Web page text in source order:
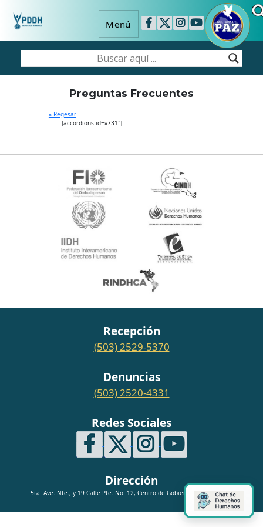
Menú
Preguntas Frecuentes
« Regesar
[accordions id=»731″]
Recepción
(503) 2529-5370
Denuncias
(503) 2520-4331
Redes Sociales
Dirección
5ta. Ave. Nte., y 19 Calle Pte. No. 12, Centro de Gobierno, San Salvador.